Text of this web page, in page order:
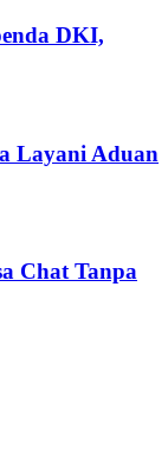
DKI,
Layani Aduan
Chat Tanpa